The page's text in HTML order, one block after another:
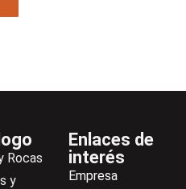
Rocas
y
Enlaces de
interés
Empresa